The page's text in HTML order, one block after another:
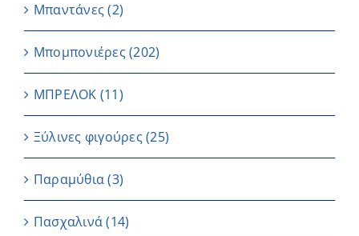
Μπαντάνες (2)
Μπομπονιέρες(202)
ΜΠΡΕΛΟΚ (11)
Ξύλινες φιγούρες(25)
Παραμύθια (3)
Πασχαλινά (14)